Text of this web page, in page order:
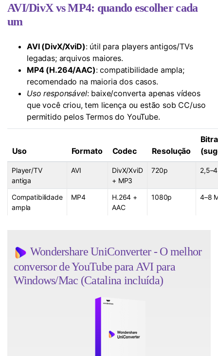
AVI/DivX vs MP4: quando escolher cada
um
AVI (DivX/XviD): útil para players antigos/TVs
legadas; arquivos maiores.
MP4 (H.264/AAC): compatibilidade ampla;
recomendado na maioria dos casos.
Uso responsável: baixe/converta apenas vídeos
que você criou, tem licença ou estão sob CC/uso
permitido pelos Termos do YouTube.
Uso Formato Codec Resolução
Player/TV
antiga
AVI
DivX/XviD
+ MP3
720p
Compatibilidade
ampla
MP4
H.264 +
AAC
1080p 4–8
Wondershare UniConverter - O melhor
conversor de YouTube para AVI para
Windows/Mac (Catalina incluída)